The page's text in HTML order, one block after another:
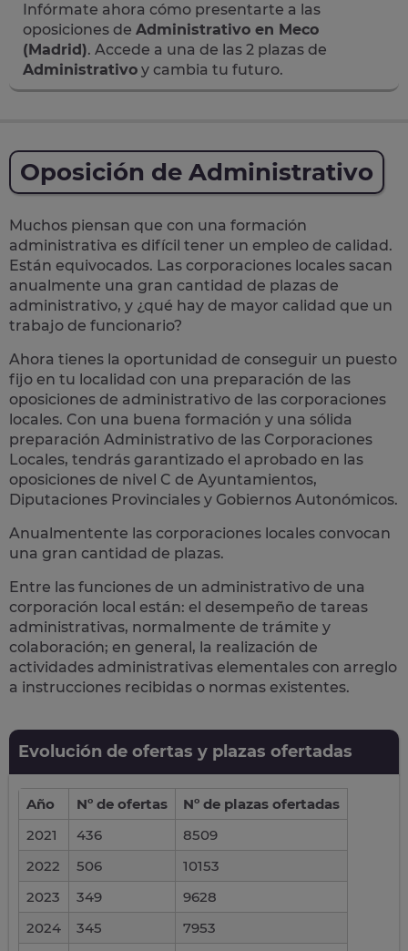
Infórmate ahora cómo presentarte a las
oposiciones de Administrativo en Meco
(Madrid). Accede a una de las 2 plazas de
Administrativo y cambia tu futuro.
Oposición de Administrativo
Muchos piensan que con una formación
administrativa es difícil tener un empleo de calidad.
Están equivocados. Las corporaciones locales sacan
anualmente una gran cantidad de plazas de
administrativo, y ¿qué hay de mayor calidad que un
trabajo de funcionario?
Ahora tienes la oportunidad de conseguir un puesto
fijo en tu localidad con una preparación de las
oposiciones de administrativo de las corporaciones
locales. Con una buena formación y una sólida
preparación Administrativo de las Corporaciones
Locales, tendrás garantizado el aprobado en las
oposiciones de nivel C de Ayuntamientos,
Diputaciones Provinciales y Gobiernos Autonómicos.
Anualmentente las corporaciones locales convocan
una gran cantidad de plazas.
Entre las funciones de un administrativo de una
corporación local están: el desempeño de tareas
administrativas, normalmente de trámite y
colaboración; en general, la realización de
actividades administrativas elementales con arreglo
a instrucciones recibidas o normas existentes.
Evolución de ofertas y plazas ofertadas
Año Nº de ofertas
Nº de plazas ofertadas
2021
436
8509
2022
506
10153
2023
349
9628
2024
345
7953